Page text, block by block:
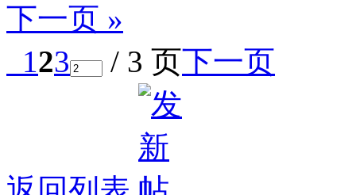
下一页 »
123 / 3 页下一页